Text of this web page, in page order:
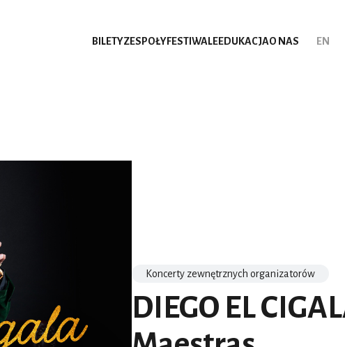
BILETYZESPOŁYFESTIWALEEDUKACJAO NAS EN
Koncerty zewnętrznych organizatorów
DIEGO EL